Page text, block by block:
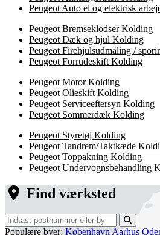
Peugeot Auto el og elektrisk
Peugeot Bremseklodser Kolding
Peugeot Dæk og hjul Kolding
Peugeot Firehjulsudmåling /
Peugeot Forrudeskift Kolding
Peugeot Motor Kolding
Peugeot Olieskift Kolding
Peugeot Serviceeftersyn Kolding
Peugeot Sommerdæk Kolding
Peugeot Styretøj Kolding
Peugeot Tandrem/Taktkæde
Peugeot Toppakning Kolding
Peugeot Undervognsbehandling
Find værksted
Populære byer: København Aarhus